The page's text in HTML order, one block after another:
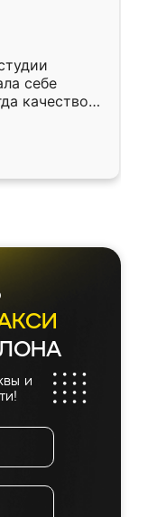
себе
качеством
уже почти
и